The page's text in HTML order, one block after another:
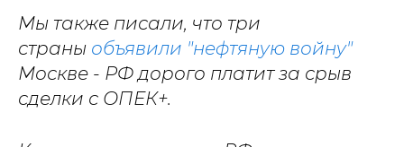
Мы также писали, что три
страны объявили "нефтяную войну"
Москве - РФ дорого платит за срыв
сделки с ОПЕК+.